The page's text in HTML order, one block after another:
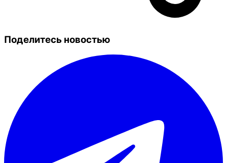
Поделитесь новостью